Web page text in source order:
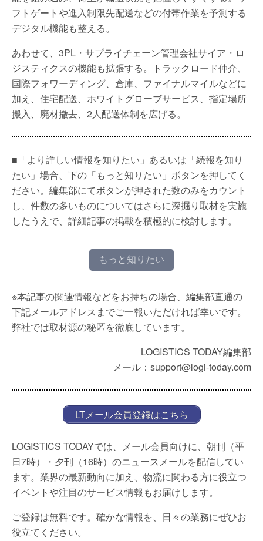
フトゲートや進入制限先配送などの付帯作業を予測する
デジタル機能も整える。
あわせて、3PL・サプライチェーン管理会社サイア・ロ
ジスティクスの機能も拡張する。トラックロード仲介、
国際フォワーディング、倉庫、ファイナルマイルなどに
加え、住宅配送、ホワイトグローブサービス、指定場所
搬入、廃材撤去、2人配送体制を広げる。
■「より詳しい情報を知りたい」あるいは「続報を知り
たい」場合、下の「もっと知りたい」ボタンを押してく
ださい。編集部にてボタンが押された数のみをカウント
し、件数の多いものについてはさらに深掘り取材を実施
したうえで、詳細記事の掲載を積極的に検討します。
もっと知りたい
※本記事の関連情報などをお持ちの場合、編集部直通の
下記メールアドレスまでご一報いただければ幸いです。
弊社では取材源の秘匿を徹底しています。
LOGISTICS TODAY編集部
メール：support@logi-today.com
LTメール会員登録はこちら
LOGISTICS TODAYでは、メール会員向けに、朝刊（平
日7時）・夕刊（16時）のニュースメールを配信してい
ます。業界の最新動向に加え、物流に関わる方に役立つ
イベントや注目のサービス情報もお届けします。
ご登録は無料です。確かな情報を、日々の業務にぜひお
役立てください。